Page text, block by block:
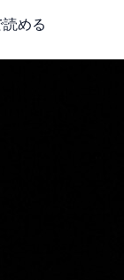
読める